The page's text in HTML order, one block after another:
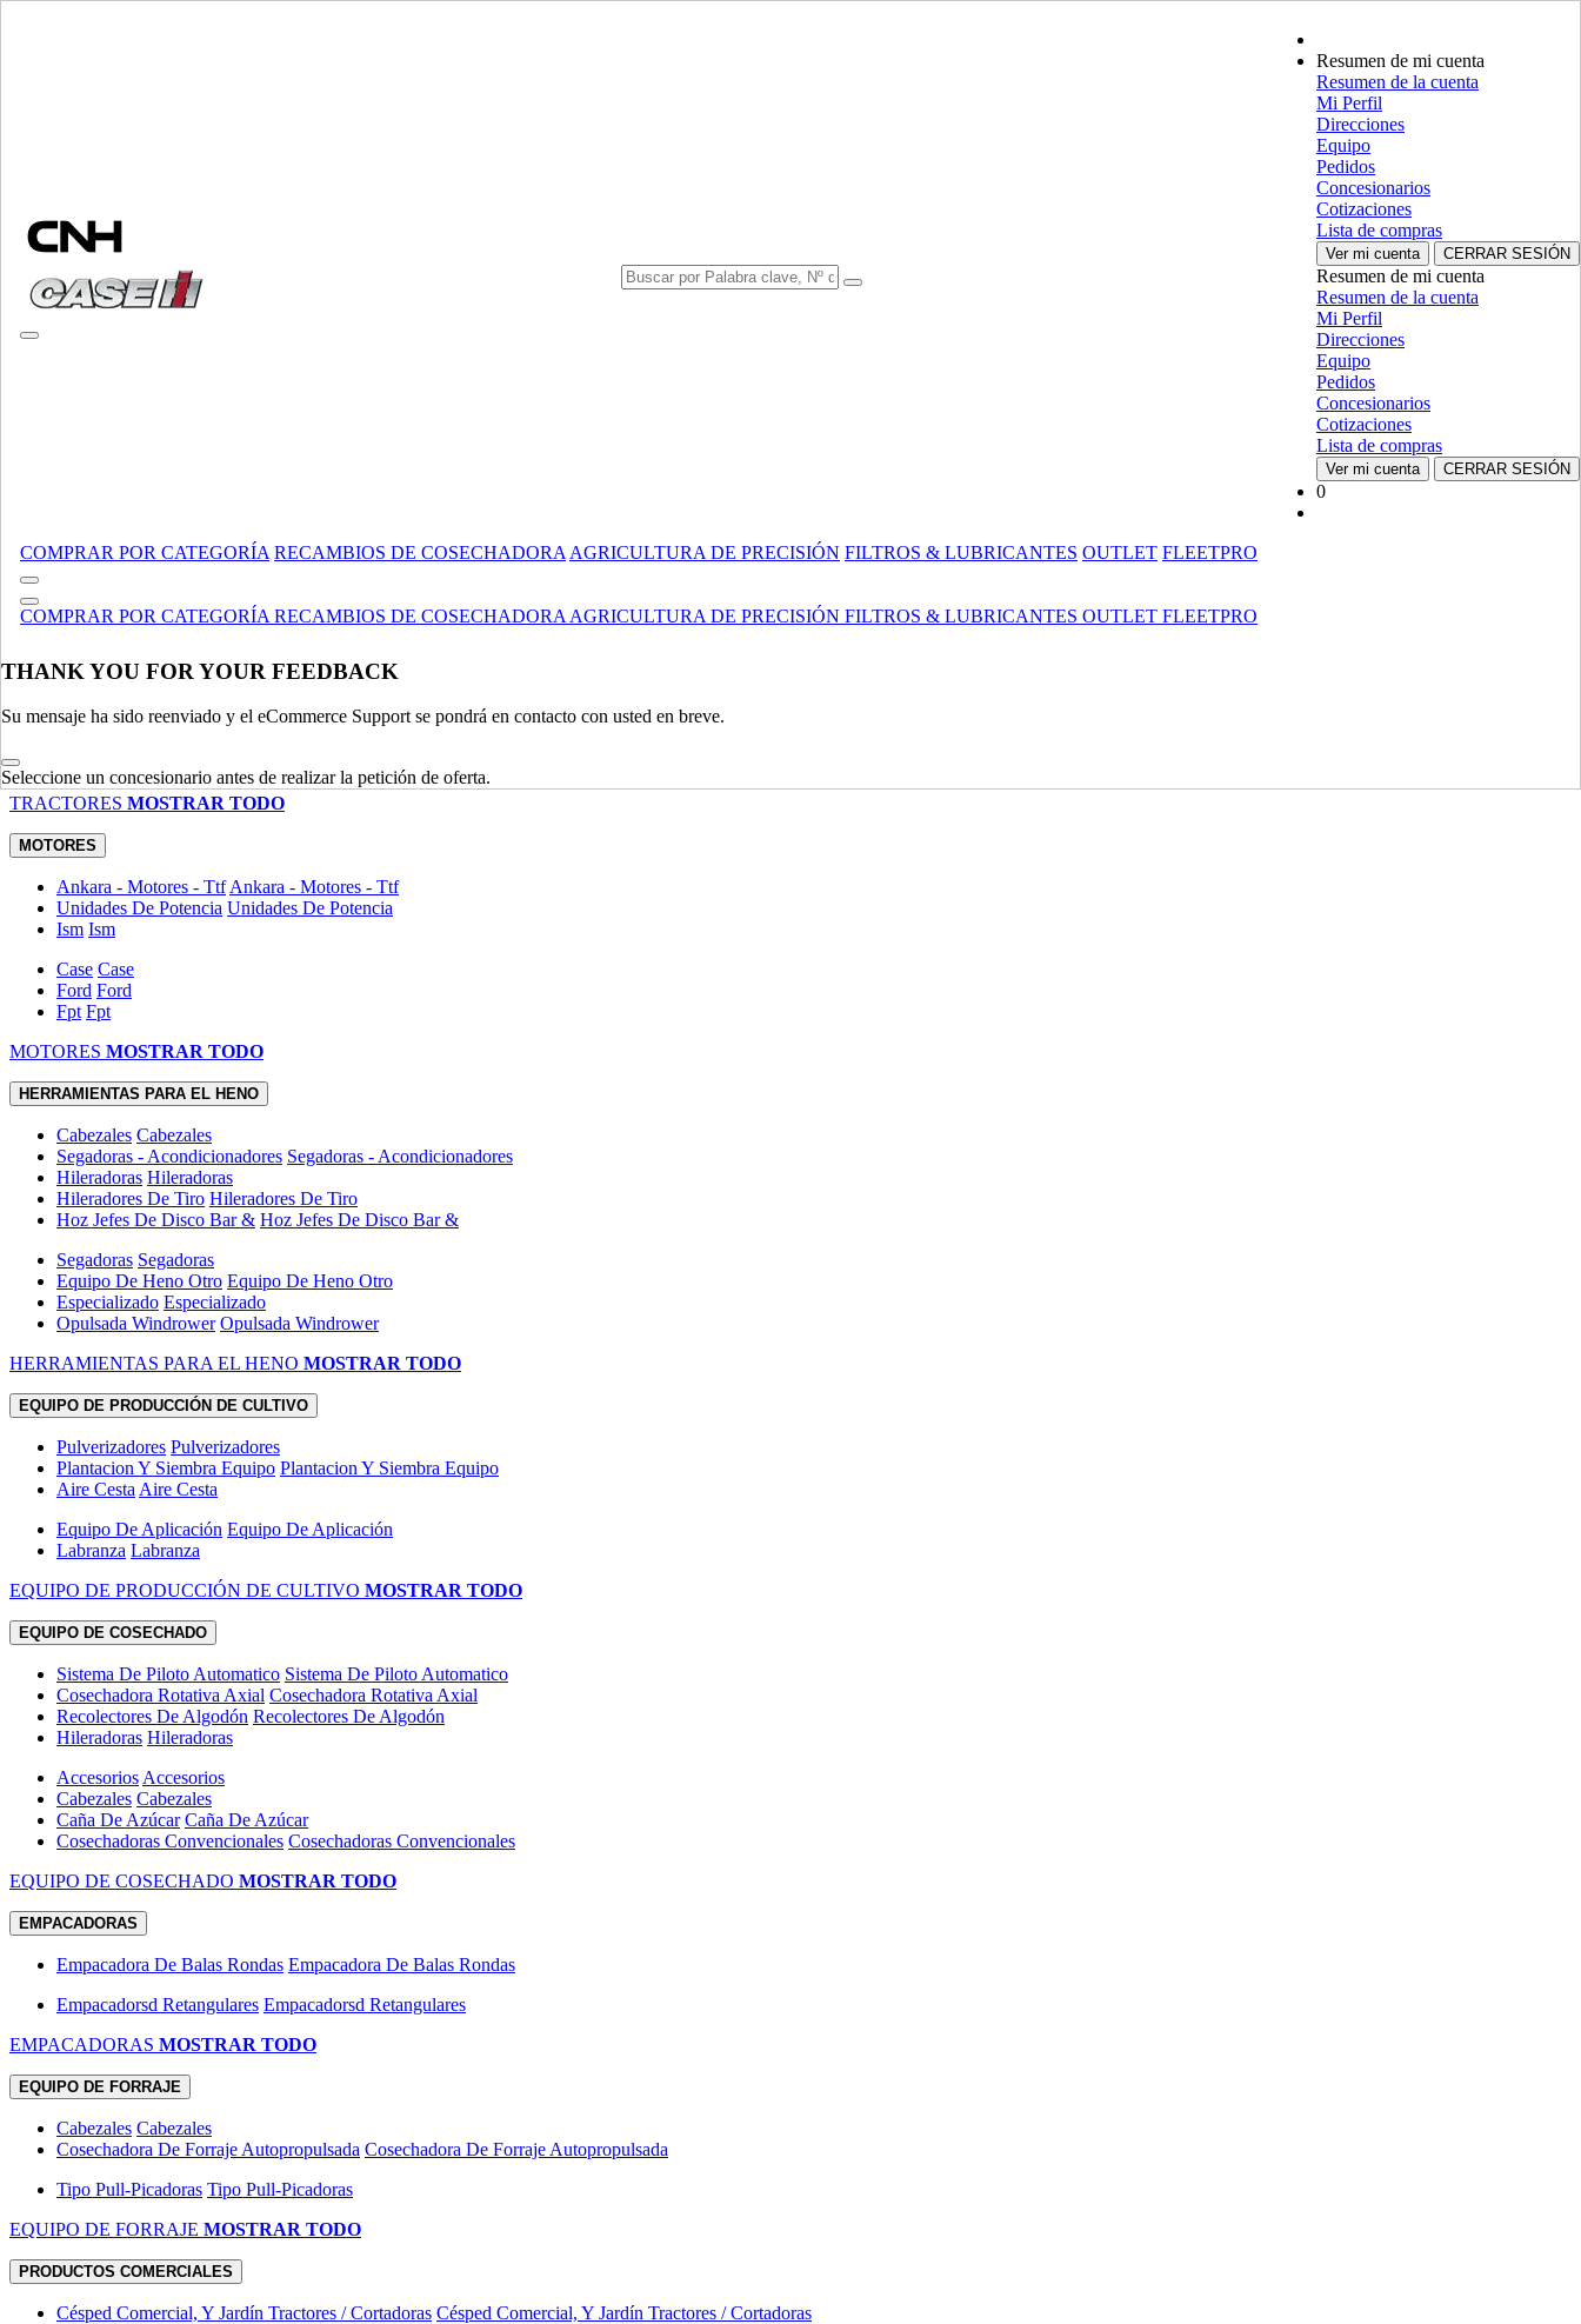
Resumen de mi cuenta
Resumen de la cuenta
Mi Perfil
Direcciones
Equipo
Pedidos
Concesionarios
Cotizaciones
Lista de compras
Ver mi cuenta CERRAR SESIÓN
Resumen de mi cuenta
Resumen de la cuenta
Mi Perfil
Direcciones
Equipo
Pedidos
Concesionarios
Cotizaciones
Lista de compras
Ver mi cuenta CERRAR SESIÓN
0
COMPRAR POR CATEGORÍA RECAMBIOS DE COSECHADORA AGRICULTURA DE PRECISIÓN FILTROS & LUBRICANTES OUTLET FLEETPRO
COMPRAR POR CATEGORÍA RECAMBIOS DE COSECHADORA AGRICULTURA DE PRECISIÓN FILTROS & LUBRICANTES OUTLET FLEETPRO
THANK YOU FOR YOUR FEEDBACK
Su mensaje ha sido reenviado y el eCommerce Support se pondrá en contacto con usted en breve.
Seleccione un concesionario antes de realizar la petición de oferta.
EQUIPOALL EQUIPO
MANIPULACIÓN DE MATERIALES
TRACTORES
Utility Utility
Compacto Compacto
Legado Legado
Especializado Especializado
TRACTORES MOSTRAR TODO
MOTORES
Ankara - Motores - Ttf Ankara - Motores - Ttf
Unidades De Potencia Unidades De Potencia
Ism Ism
Case Case
Ford Ford
Fpt Fpt
MOTORES MOSTRAR TODO
HERRAMIENTAS PARA EL HENO
Cabezales Cabezales
Segadoras - Acondicionadores Segadoras - Acondicionadores
Hileradoras Hileradoras
Hileradores De Tiro Hileradores De Tiro
Hoz Jefes De Disco Bar & Hoz Jefes De Disco Bar &
Segadoras Segadoras
Equipo De Heno Otro Equipo De Heno Otro
Especializado Especializado
Opulsada Windrower Opulsada Windrower
HERRAMIENTAS PARA EL HENO MOSTRAR TODO
EQUIPO DE PRODUCCIÓN DE CULTIVO
Pulverizadores Pulverizadores
Plantacion Y Siembra Equipo Plantacion Y Siembra Equipo
Aire Cesta Aire Cesta
Equipo De Aplicación Equipo De Aplicación
Labranza Labranza
EQUIPO DE PRODUCCIÓN DE CULTIVO MOSTRAR TODO
EQUIPO DE COSECHADO
Sistema De Piloto Automatico Sistema De Piloto Automatico
Cosechadora Rotativa Axial Cosechadora Rotativa Axial
Recolectores De Algodón Recolectores De Algodón
Hileradoras Hileradoras
Accesorios Accesorios
Cabezales Cabezales
Caña De Azúcar Caña De Azúcar
Cosechadoras Convencionales Cosechadoras Convencionales
EQUIPO DE COSECHADO MOSTRAR TODO
EMPACADORAS
Empacadora De Balas Rondas Empacadora De Balas Rondas
Empacadorsd Retangulares Empacadorsd Retangulares
EMPACADORAS MOSTRAR TODO
EQUIPO DE FORRAJE
Cabezales Cabezales
Cosechadora De Forraje Autopropulsada Cosechadora De Forraje Autopropulsada
Tipo Pull-Picadoras Tipo Pull-Picadoras
EQUIPO DE FORRAJE MOSTRAR TODO
PRODUCTOS COMERCIALES
Césped Comercial, Y Jardín Tractores / Cortadoras Césped Comercial, Y Jardín Tractores / Cortadoras